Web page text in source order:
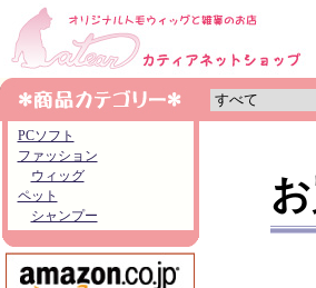
PCソフト
ファッション
ウィッグ
ペット
シャンプー